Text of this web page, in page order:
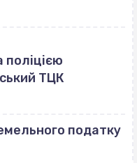
поліцією
ТЦК
податку